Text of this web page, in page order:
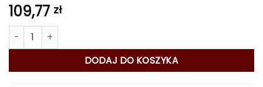
109,77 zł
ilość PÓŁBUTY OCHRONNE TEXO-FLY RED S1 ROZM. 41
DODAJ DO KOSZYKA